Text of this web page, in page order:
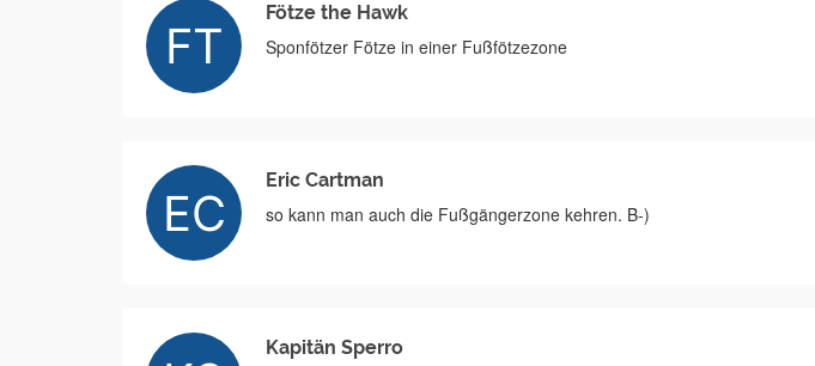
Fötze the Hawk
Sponfötzer Fötze in einer Fußfötzezone
Eric Cartman
so kann man auch die Fußgängerzone kehren. B-)
Kapitän Sperro